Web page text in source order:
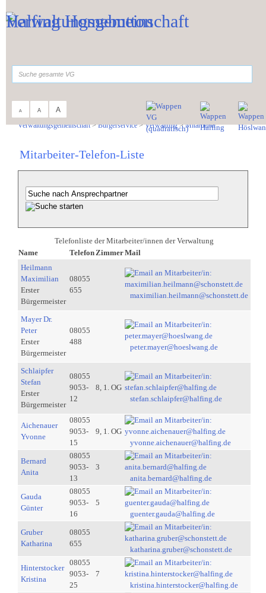
A A A
Verwaltungsgemeinschaft>Bürgerservice>Verwaltung>Mitarbeiter
Mitarbeiter-Telefon-Liste
Telefonliste der Mitarbeiter/innen der Verwaltung
Name
Telefon ZimmerMail
Heilmann
Maximilian
Erster
Bürgermeister
08055
655
maximilian.heilmann@schonstett.de
Mayer Dr.
Peter
Erster
Bürgermeister
08055
488
peter.mayer@hoeslwang.de
Schlaipfer
Stefan
Erster
Bürgermeister
08055
9053-
12
8, 1. OG
stefan.schlaipfer@halfing.de
Aichenauer
Yvonne
08055
9053-
15
9, 1. OG
yvonne.aichenauer@halfing.de
Bernard
Anita
08055
9053-
13
3
anita.bernard@halfing.de
Gauda
Günter
08055
9053-
16
5
guenter.gauda@halfing.de
Gruber
Katharina
08055
655
katharina.gruber@schonstett.de
Hinterstocker
Kristina
08055
9053-
25
7
kristina.hinterstocker@halfing.de